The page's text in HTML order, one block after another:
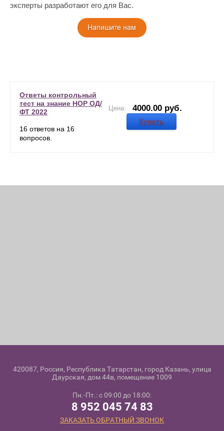
эксперты разработают его для Вас.
Ответы контрольный
тест на знание НОР ОД/
ФТ 2022
16 ответов на 16
вопросов.
Цена: 4000.00 руб.
Купить
420087, Россия, Республика Татарстан, город Казань, улица
Даурская, дом 44в, помещение 1009
Пн.-Пт.: с 09:00 до 18:00:
8 952 045 74 83
ЗАКАЗАТЬ ОБРАТНЫЙ ЗВОНОК